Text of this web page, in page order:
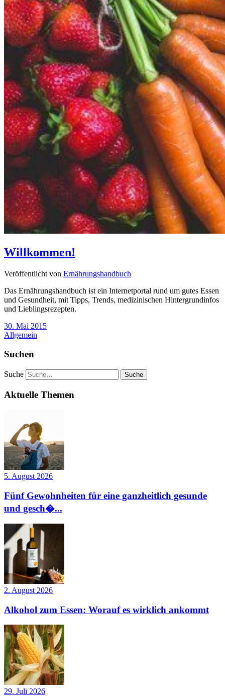
Willkommen!
Veröffentlicht von Ernährungshandbuch
Das Ernährungshandbuch ist ein Internetportal rund um gutes Essen
und Gesundheit, mit Tipps, Trends, medizinischen Hintergrundinfos
und Lieblingsrezepten.
30. Mai 2015
Allgemein
Suchen
Suche
Aktuelle Themen
5. August 2026
Fünf Gewohnheiten für eine ganzheitlich gesunde
und gesch�...
2. August 2026
Alkohol zum Essen: Worauf es wirklich ankommt
29. Juli 2026